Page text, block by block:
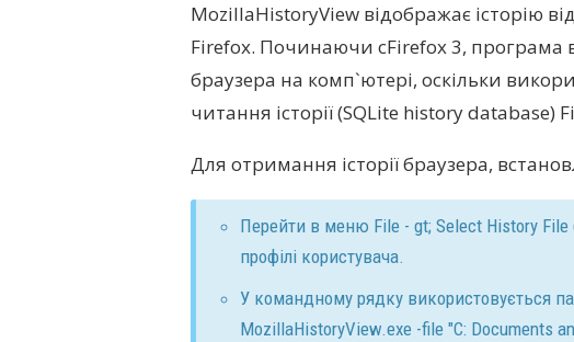
MozillaHistoryView відображає історію
Firefox. Починаючи сFirefox 3, програма
браузера на комп`ютері, оскільки
читання історії (SQLite history database)
Для отримання історії браузера,
Перейти в меню File - gt; Select History File
профілі користувача.
У командному рядку використовується
MozillaHistoryView.exe -file "C: Documents